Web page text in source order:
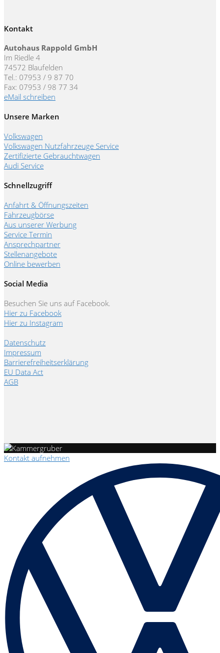
Kontakt
Autohaus Rappold GmbH
Im Riedle 4
74572 Blaufelden
Tel.: 07953 / 9 87 70
Fax: 07953 / 98 77 34
eMail schreiben
Unsere Marken
Volkswagen
Volkswagen Nutzfahrzeuge Service
Zertifizierte Gebrauchtwagen
Audi Service
Schnellzugriff
Anfahrt & Öffnungszeiten
Fahrzeugbörse
Aus unserer Werbung
Service Termin
Ansprechpartner
Stellenangebote
Online bewerben
Social Media
Besuchen Sie uns auf Facebook.
Hier zu Facebook
Hier zu Instagram
Datenschutz
Impressum
Barrierefreiheitserklärung
EU Data Act
AGB
Kontakt aufnehmen